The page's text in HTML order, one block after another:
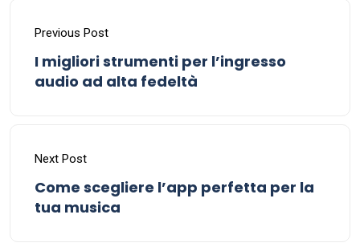
Previous Post
I migliori strumenti per l’ingresso
audio ad alta fedeltà
Next Post
Come scegliere l’app perfetta per la
tua musica